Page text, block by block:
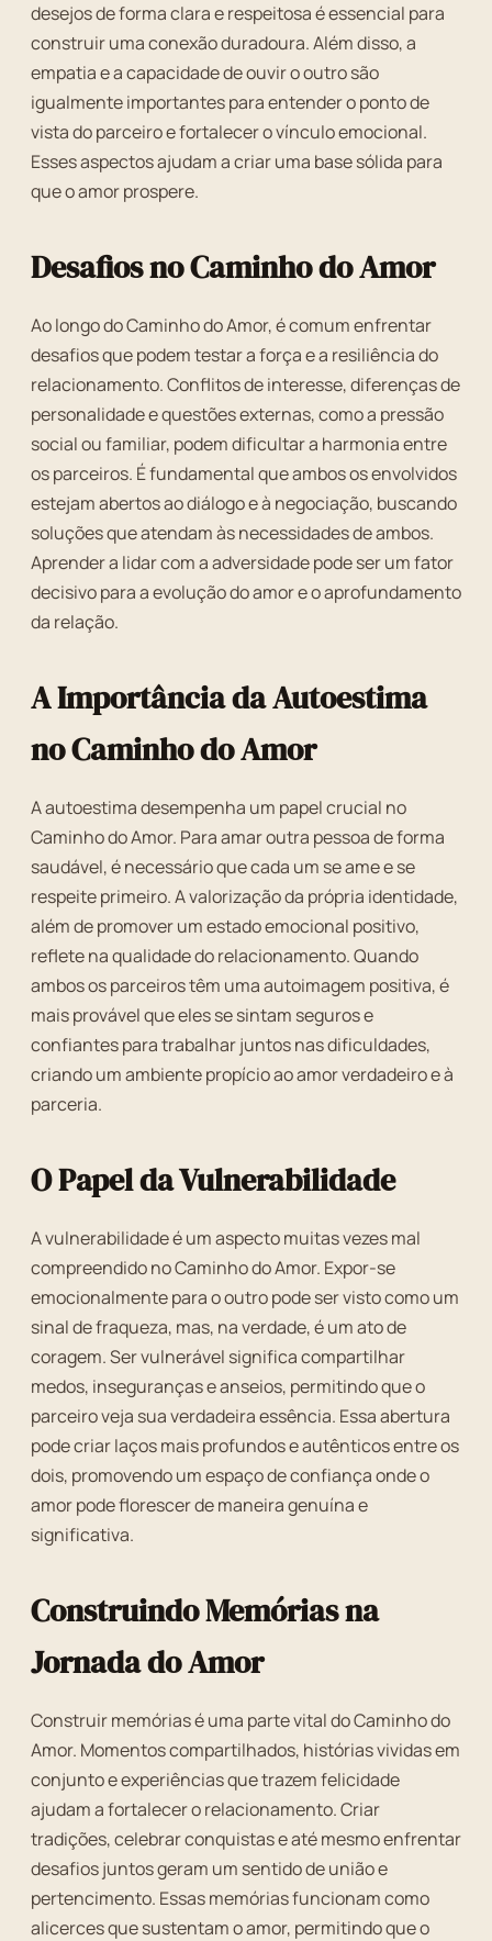
desejos de forma clara e respeitosa é essencial para
construir uma conexão duradoura. Além disso, a
empatia e a capacidade de ouvir o outro são
igualmente importantes para entender o ponto de
vista do parceiro e fortalecer o vínculo emocional.
Esses aspectos ajudam a criar uma base sólida para
que o amor prospere.
Desafios no Caminho do Amor
Ao longo do Caminho do Amor, é comum enfrentar
desafios que podem testar a força e a resiliência do
relacionamento. Conflitos de interesse, diferenças de
personalidade e questões externas, como a pressão
social ou familiar, podem dificultar a harmonia entre
os parceiros. É fundamental que ambos os envolvidos
estejam abertos ao diálogo e à negociação, buscando
soluções que atendam às necessidades de ambos.
Aprender a lidar com a adversidade pode ser um fator
decisivo para a evolução do amor e o aprofundamento
da relação.
A Importância da Autoestima
no Caminho do Amor
A autoestima desempenha um papel crucial no
Caminho do Amor. Para amar outra pessoa de forma
saudável, é necessário que cada um se ame e se
respeite primeiro. A valorização da própria identidade,
além de promover um estado emocional positivo,
reflete na qualidade do relacionamento. Quando
ambos os parceiros têm uma autoimagem positiva, é
mais provável que eles se sintam seguros e
confiantes para trabalhar juntos nas dificuldades,
criando um ambiente propício ao amor verdadeiro e à
parceria.
O Papel da Vulnerabilidade
A vulnerabilidade é um aspecto muitas vezes mal
compreendido no Caminho do Amor. Expor-se
emocionalmente para o outro pode ser visto como um
sinal de fraqueza, mas, na verdade, é um ato de
coragem. Ser vulnerável significa compartilhar
medos, inseguranças e anseios, permitindo que o
parceiro veja sua verdadeira essência. Essa abertura
pode criar laços mais profundos e autênticos entre os
dois, promovendo um espaço de confiança onde o
amor pode florescer de maneira genuína e
significativa.
Construindo Memórias na
Jornada do Amor
Construir memórias é uma parte vital do Caminho do
Amor. Momentos compartilhados, histórias vividas em
conjunto e experiências que trazem felicidade
ajudam a fortalecer o relacionamento. Criar
tradições, celebrar conquistas e até mesmo enfrentar
desafios juntos geram um sentido de união e
pertencimento. Essas memórias funcionam como
alicerces que sustentam o amor, permitindo que o